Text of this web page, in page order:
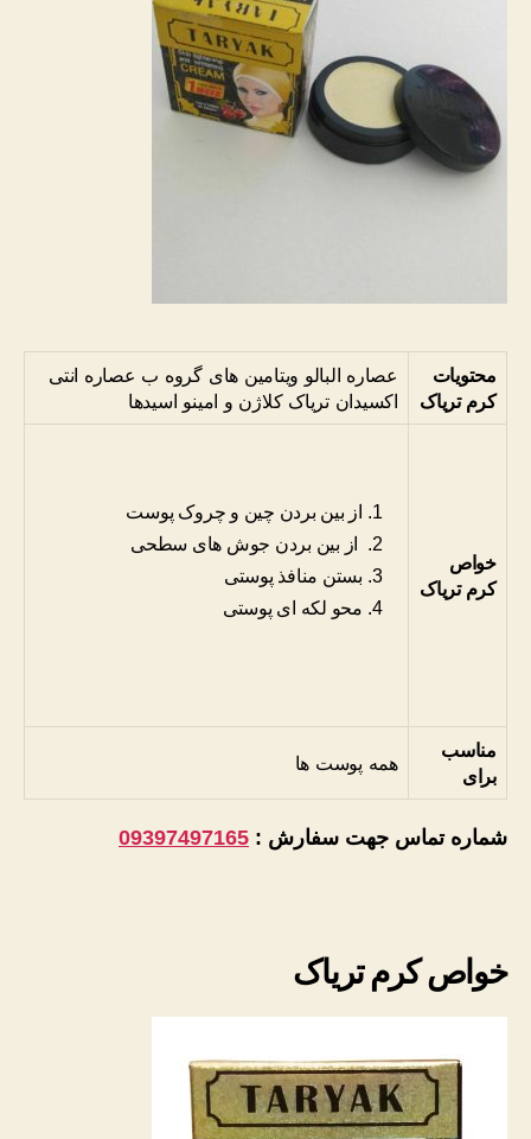
محتویات
کرم تریاک
عصاره البالو ویتامین های گروه ب عصاره انتی
اکسیدان تریاک کلاژن و امینو اسیدها
خواص
کرم تریاک
از بین بردن چین و چروک پوست
از بین بردن جوش های سطحی
بستن منافذ پوستی
محو لکه ای پوستی
مناسب
برای
همه پوست ها
شماره تماس جهت سفارش : 09397497165
خواص کرم تریاک